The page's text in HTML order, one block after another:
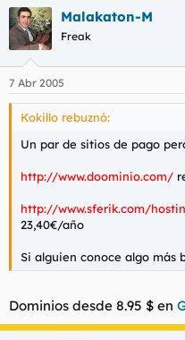
Malakaton-M
Freak
7 Abr 2005
Kokillo rebuznó:
Un par de sitios de pago
http://www.doominio.com/
http://www.sferik.com/
23,40€/año
Si alguien conoce algo más
Dominios desde 8.95 $ en